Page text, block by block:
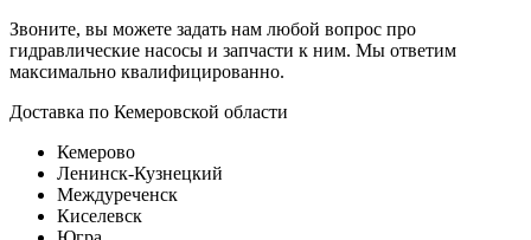
Звоните, вы можете задать нам любой вопрос про
гидравлические насосы и запчасти к ним. Мы ответим
максимально квалифицированно.
Доставка по Кемеровской области
Кемерово
Ленинск-Кузнецкий
Междуреченск
Киселевск